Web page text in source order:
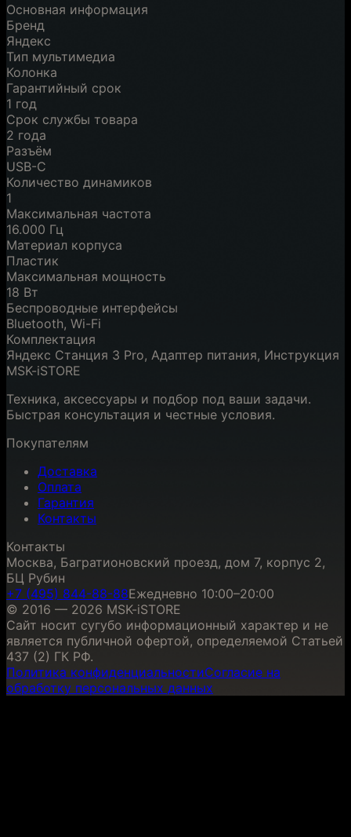
Основная информация
Бренд
Яндекс
Тип мультимедиа
Колонка
Гарантийный срок
1 год
Срок службы товара
2 года
Разъём
USB-C
Количество динамиков
1
Максимальная частота
16.000 Гц
Материал корпуса
Пластик
Максимальная мощность
18 Вт
Беспроводные интерфейсы
Bluetooth, Wi-Fi
Комплектация
Яндекс Станция 3 Pro, Адаптер питания, Инструкция
MSK-iSTORE
Техника, аксессуары и подбор под ваши задачи.
Быстрая консультация и честные условия.
Покупателям
Доставка
Оплата
Гарантия
Контакты
Контакты
Москва, Багратионовский проезд, дом 7, корпус 2,
БЦ Рубин
+7 (495) 844-88-88Ежедневно 10:00–20:00
© 2016 — 2026 MSK-iSTORE
Сайт носит сугубо информационный характер и не
является публичной офертой, определяемой Статьей
437 (2) ГК РФ.
Политика конфиденциальностиСогласие на
обработку персональных данных